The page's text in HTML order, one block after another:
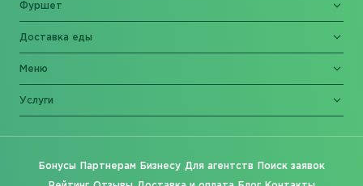
Фуршет
Доставка еды
Меню
Услуги
Бонусы Партнерам Бизнесу Для агентств Поиск заявок